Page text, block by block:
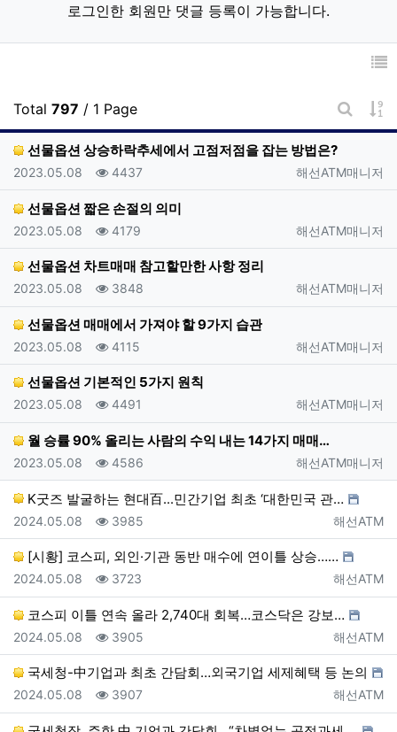
로그인한 회원만 댓글 등록이 가능합니다.
Total 797 / 1 Page
게시판
선물옵션 상승하락추세에서 고점저점을 잡는 방법은?
등록자
해선ATM매니저
등록일
2023.05.08 조회
4437
선물옵션 짧은 손절의 의미
등록자
해선ATM매니저
등록일
2023.05.08 조회
4179
선물옵션 차트매매 참고할만한 사항 정리
등록자
해선ATM매니저
등록일
2023.05.08 조회
3848
선물옵션 매매에서 가져야 할 9가지 습관
등록자
해선ATM매니저
등록일
2023.05.08 조회
4115
선물옵션 기본적인 5가지 원칙
등록자
해선ATM매니저
등록일
2023.05.08 조회
4491
월 승률 90% 올리는 사람의 수익 내는 14가지 매매…
등록자
해선ATM매니저
등록일
2023.05.08 조회
4586
K굿즈 발굴하는 현대百...민간기업 최초 ‘대한민국 관…
등록자
해선ATM
등록일
2024.05.08 조회
3985
[시황] 코스피, 외인·기관 동반 매수에 연이틀 상승……
등록자
해선ATM
등록일
2024.05.08 조회
3723
코스피 이틀 연속 올라 2,740대 회복…코스닥은 강보…
등록자
해선ATM
등록일
2024.05.08 조회
3905
국세청-中기업과 최초 간담회…외국기업 세제혜택 등 논의
등록자
해선ATM
등록일
2024.05.08 조회
3907